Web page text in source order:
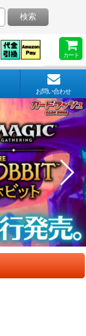
カート
検索
お問い合わせ